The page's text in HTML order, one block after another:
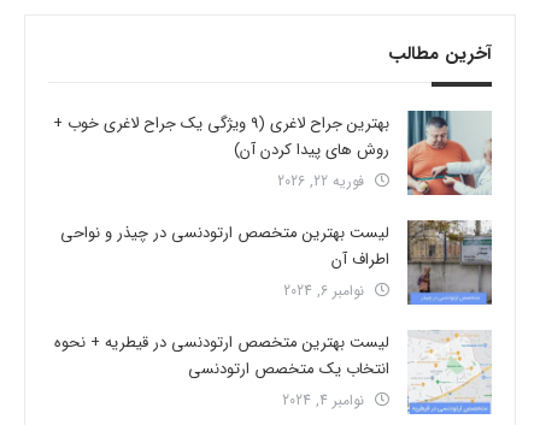
آخرین مطالب
بهترین جراح لاغری (9 ویژگی یک جراح لاغری خوب +
روش های پیدا کردن آن)
فوریه 22, 2026
لیست بهترین متخصص ارتودنسی در چیذر و نواحی
اطراف آن
نوامبر 6, 2024
لیست بهترین متخصص ارتودنسی در قیطریه + نحوه
انتخاب یک متخصص ارتودنسی
نوامبر 4, 2024